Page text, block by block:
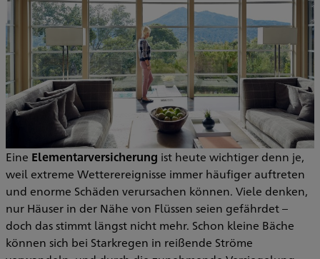
Eine Elementarversicherung ist heute wichtiger denn je,
weil extreme Wetterereignisse immer häufiger auftreten
und enorme Schäden verursachen können. Viele denken,
nur Häuser in der Nähe von Flüssen seien gefährdet –
doch das stimmt längst nicht mehr. Schon kleine Bäche
können sich bei Starkregen in reißende Ströme